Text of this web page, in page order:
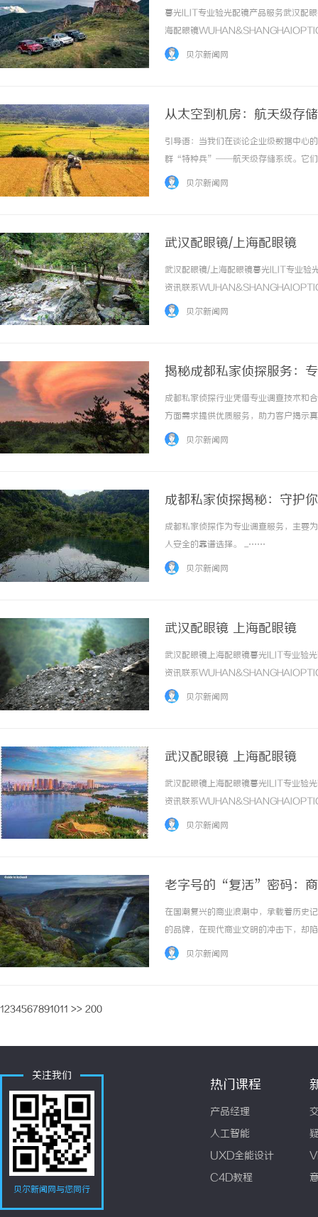
暮光ILIT专业验光配镜产品服务武汉配
海配眼镜
品牌，现于武汉与上海设有4家门店。
贝尔新闻网
从太空到机房：航天级存
引导语：当我们在谈论企业级数据中心
群“特种兵”——航天级存储系统。它们
何机房。如今，这些源自星辰的技术正
贝尔新闻网
武汉配眼镜/上海配眼镜
武汉配眼镜/上海配眼镜暮光ILIT专业验
资讯联系
品牌，现于武汉与上海设有4家门店。
贝尔新闻网
揭秘成都私家侦探服务：
成都私家侦探行业凭借专业调查技术和
方面需求提供优质服务，助力客户揭示
贝尔新闻网
成都私家侦探揭秘：守护
成都私家侦探作为专业调查服务，主要
人安全的靠谱选择。 ...……
贝尔新闻网
武汉配眼镜 上海配眼镜
武汉配眼镜上海配眼镜暮光ILIT专业验
资讯联系
品牌，现于武汉与上海设有4家门店。
贝尔新闻网
武汉配眼镜 上海配眼镜
武汉配眼镜上海配眼镜暮光ILIT专业验
资讯联系
品牌，现于武汉与上海设有4家门店。
贝尔新闻网
老字号的“复活”密码：商
在国潮复兴的商业浪潮中，承载着历史
的品牌，在现代商业文明的冲击下，却
面临被撤销的风险；有的因早年商标布
贝尔新闻网
1234567891011 >> 200
关注我们
贝尔新闻网与您同行
热门课程
产品经理
人工智能
UXD全能设计
C4D教程